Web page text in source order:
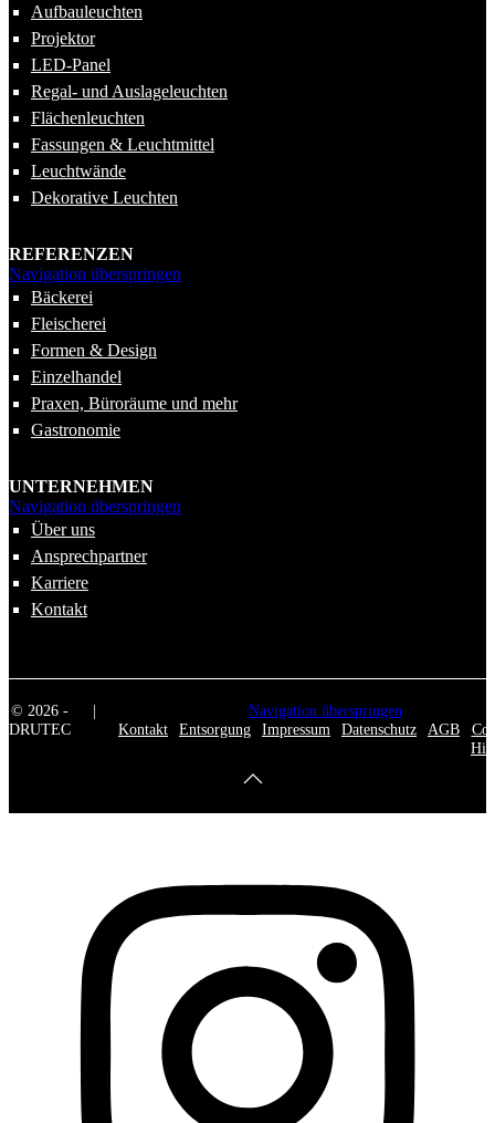
Aufbauleuchten
Projektor
LED-Panel
Regal- und Auslageleuchten
Flächenleuchten
Fassungen & Leuchtmittel
Leuchtwände
Dekorative Leuchten
REFERENZEN
Navigation überspringen
Bäckerei
Fleischerei
Formen & Design
Einzelhandel
Praxen, Büroräume und mehr
Gastronomie
UNTERNEHMEN
Navigation überspringen
Über uns
Ansprechpartner
Karriere
Kontakt
© 2026 -
DRUTEC
|
Navigation überspringen
Kontakt
Entsorgung Impressum Datenschutz AGB